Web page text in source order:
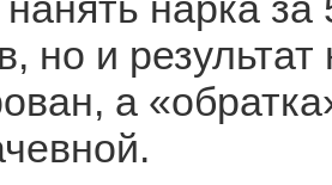
но и результат
а